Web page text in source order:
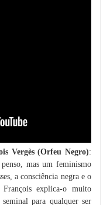
Vergès (Orfeu Negro):
mas um feminismo
a consciência negra e o
explica-o muito
para qualquer ser